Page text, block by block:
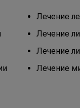
Лечение
Лечение
Лечение
Лечение